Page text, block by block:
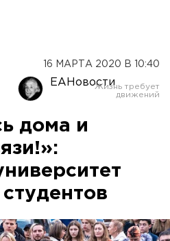
16 МАРТА 2020 В 10:40
ЕАНовости
дома и